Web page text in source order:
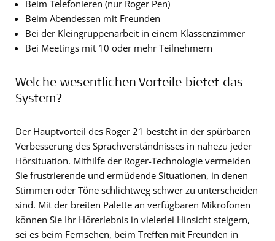
Beim Telefonieren (nur Roger Pen)
Beim Abendessen mit Freunden
Bei der Kleingruppenarbeit in einem Klassenzimmer
Bei Meetings mit 10 oder mehr Teilnehmern
Welche wesentlichen Vorteile bietet das
System?
Der Hauptvorteil des Roger 21 besteht in der spürbaren
Verbesserung des Sprachverständnisses in nahezu jeder
Hörsituation. Mithilfe der Roger-Technologie vermeiden
Sie frustrierende und ermüdende Situationen, in denen
Stimmen oder Töne schlichtweg schwer zu unterscheiden
sind. Mit der breiten Palette an verfügbaren Mikrofonen
können Sie Ihr Hörerlebnis in vielerlei Hinsicht steigern,
sei es beim Fernsehen, beim Treffen mit Freunden in